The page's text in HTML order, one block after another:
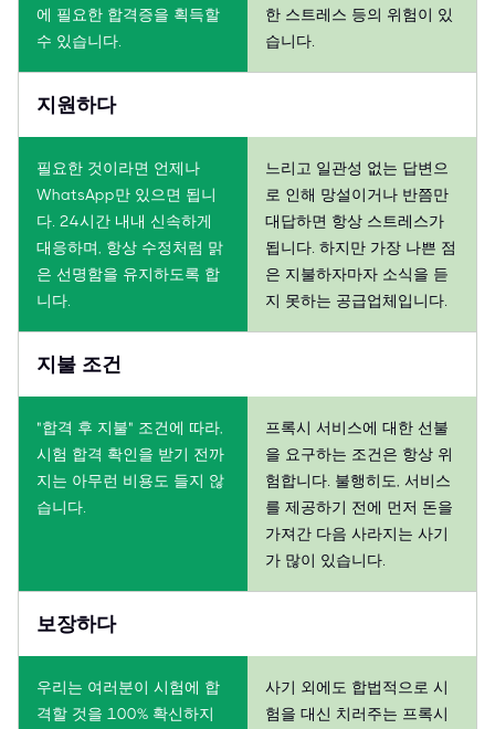
에 필요한 합격증을 획득할
수 있습니다.
한 스트레스 등의 위험이 있
습니다.
지원하다
필요한 것이라면 언제나
WhatsApp만 있으면 됩니
다. 24시간 내내 신속하게
대응하며, 항상 수정처럼 맑
은 선명함을 유지하도록 합
니다.
느리고 일관성 없는 답변으
로 인해 망설이거나 반쯤만
대답하면 항상 스트레스가
됩니다. 하지만 가장 나쁜 점
은 지불하자마자 소식을 듣
지 못하는 공급업체입니다.
지불 조건
"합격 후 지불" 조건에 따라,
시험 합격 확인을 받기 전까
지는 아무런 비용도 들지 않
습니다.
프록시 서비스에 대한 선불
을 요구하는 조건은 항상 위
험합니다. 불행히도, 서비스
를 제공하기 전에 먼저 돈을
가져간 다음 사라지는 사기
가 많이 있습니다.
보장하다
우리는 여러분이 시험에 합
격할 것을 100% 확신하지
사기 외에도 합법적으로 시
험을 대신 치러주는 프록시